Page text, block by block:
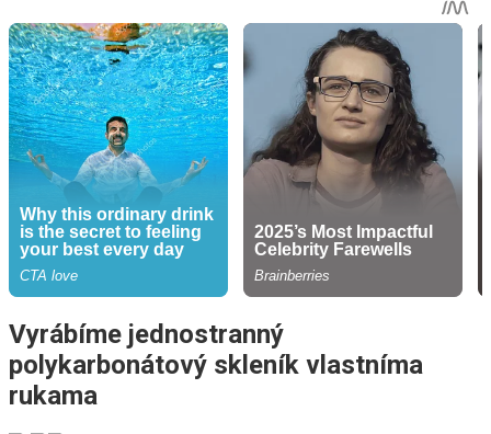
Vyrábíme jednostranný
polykarbonátový skleník vlastníma
rukama